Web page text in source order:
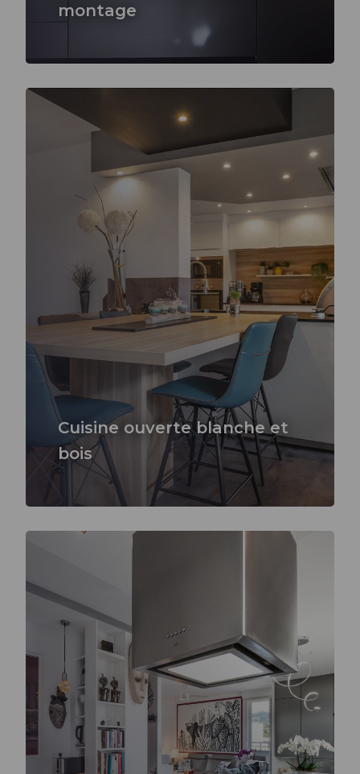
montage
Cuisine ouverte blanche et
bois